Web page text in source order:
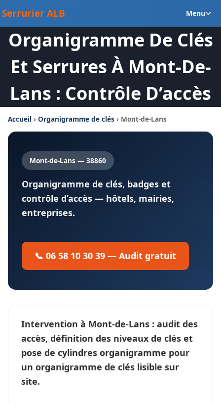
au
contenu
Serrurier ALB Menu
Organigramme De Clés
Et Serrures À Mont-De-
Lans : Contrôle D’accès
Accueil › Organigramme de clés › Mont-de-Lans
Mont-de-Lans — 38860
Organigramme de clés, badges et
contrôle d’accès — hôtels, mairies,
entreprises.
📞 06 58 10 30 39 — Audit gratuit
Intervention à Mont-de-Lans : audit des
accès, définition des niveaux de clés et
pose de cylindres organigramme pour
un organigramme de clés lisible sur
site.